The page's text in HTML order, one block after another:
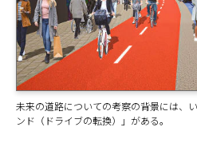
未来の道路についての考察の背景には、
ンド（ドライブの転換）」がある。